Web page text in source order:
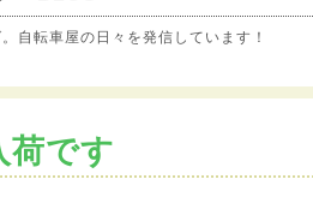
自転車屋の日々を発信しています！
荷です